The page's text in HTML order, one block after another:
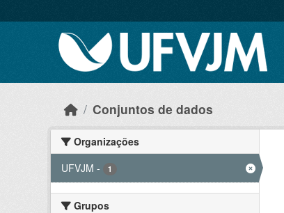
Conjuntos de dados
Organizações
UFVJM - 1
Grupos